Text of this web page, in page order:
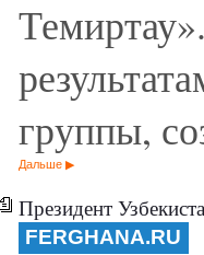
группы,
Дальше
Президент
FERGHANA.RU